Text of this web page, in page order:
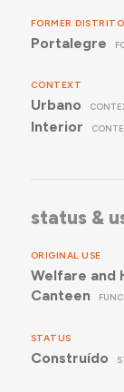
FORMER
Portalegre
CONTEXT
Urbano
Interior
status &
ORIGINAL USE
Welfare and
Canteen
STATUS
Construído